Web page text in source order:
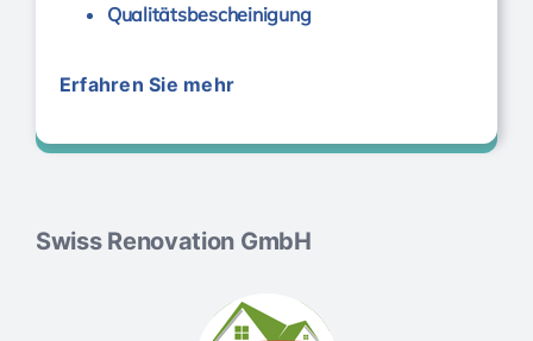
Qualitätsbescheinigung
Erfahren Sie mehr
Swiss Renovation GmbH